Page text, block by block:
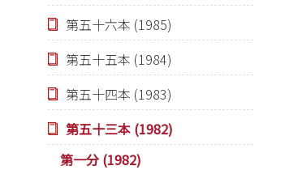
第五十六本 (1985)
第五十五本 (1984)
第五十四本 (1983)
第五十三本 (1982)
第一分 (1982)